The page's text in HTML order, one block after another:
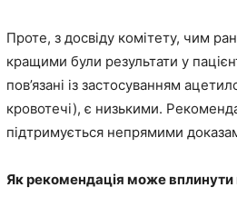
Проте, з досвіду комітету, чим
кращими були результати у
пов’язані із застосуванням
кровотечі), є низькими.
підтримується непрямими
Як рекомендація може вплинути